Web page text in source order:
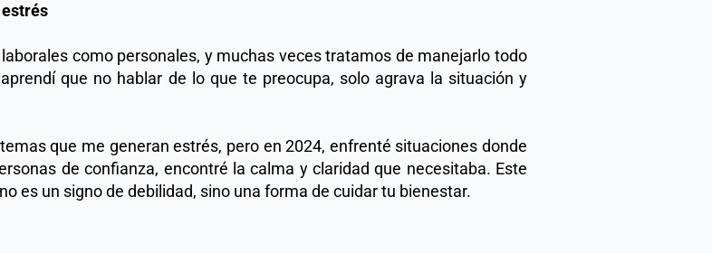
como personales, y muchas veces tratamos de manejarlo todo
que no hablar de lo que te preocupa, solo agrava la situación y
que me generan estrés, pero en 2024, enfrenté situaciones donde
de confianza, encontré la calma y claridad que necesitaba. Este
es un signo de debilidad, sino una forma de cuidar tu bienestar.